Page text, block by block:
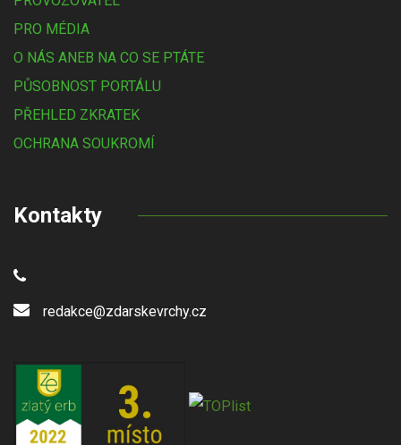
PRO MÉDIA
O NÁS ANEB NA CO SE PTÁTE
PŮSOBNOST PORTÁLU
PŘEHLED ZKRATEK
OCHRANA SOUKROMÍ
Kontakty
redakce@zdarskevrchy.cz